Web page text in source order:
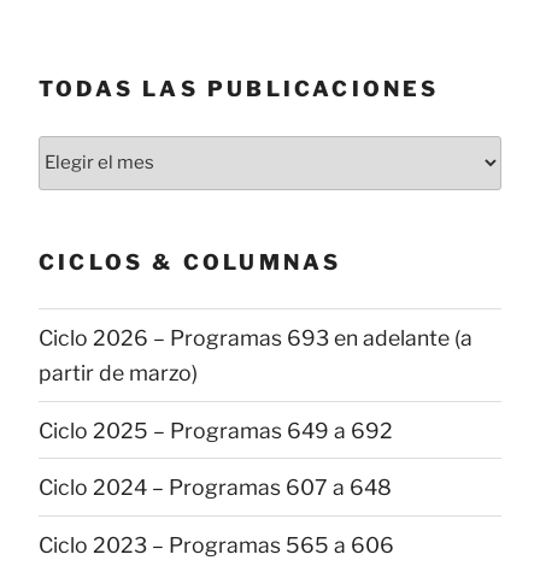
TODAS LAS PUBLICACIONES
Todas
CICLOS & COLUMNAS
Ciclo 2026 – Programas 693 en adelante (a
partir de marzo)
Ciclo 2025 – Programas 649 a 692
Ciclo 2024 – Programas 607 a 648
Ciclo 2023 – Programas 565 a 606